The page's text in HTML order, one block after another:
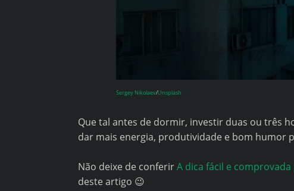
Sergey Nikolaev/Unsplash
Que tal antes de dormir, investir duas ou três
dar mais energia, produtividade e bom humor
Não deixe de conferirA dica fácil e
deste artigo 😉